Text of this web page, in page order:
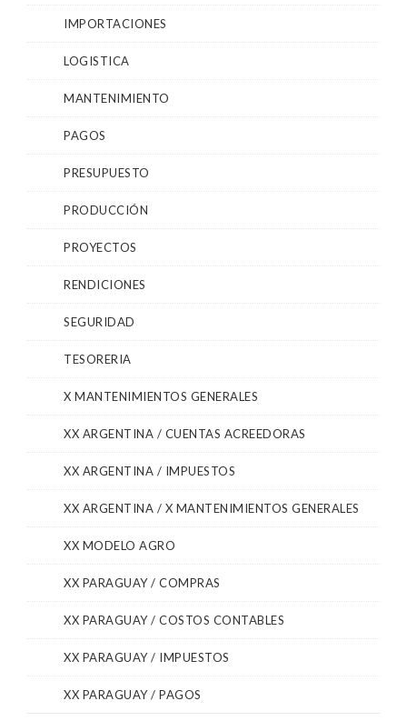
IMPORTACIONES
LOGISTICA
MANTENIMIENTO
PAGOS
PRESUPUESTO
PRODUCCIÓN
PROYECTOS
RENDICIONES
SEGURIDAD
TESORERIA
X MANTENIMIENTOS GENERALES
XX ARGENTINA / CUENTAS ACREEDORAS
XX ARGENTINA / IMPUESTOS
XX ARGENTINA / X MANTENIMIENTOS GENERALES
XX MODELO AGRO
XX PARAGUAY / COMPRAS
XX PARAGUAY / COSTOS CONTABLES
XX PARAGUAY / IMPUESTOS
XX PARAGUAY / PAGOS